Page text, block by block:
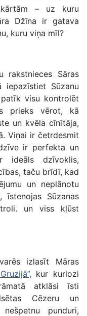
kārtām – uz kuru
Džīna ir gatava
kuru viņa mīl?
rakstnieces Sāras
iepazīstiet Sūzanu
visu kontrolēt
prieks vērot, kā
un kvēla cīnītāja,
Viņai ir četrdesmit
ir perfekta un
ideāls dzīvoklis,
taču brīdī, kad
un neplānotu
Sūzanas
un viss kļūst
izlasīt Māras
kur kuriozi
atklāsi īsti
Cēzeru un
punduri,